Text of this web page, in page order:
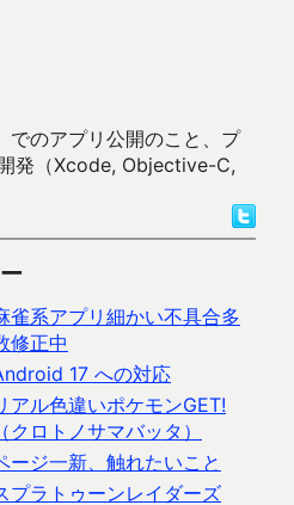
のアプリ公開のこと、プ
発（Xcode, Objective-C,
雀系アプリ細かい不具合多
修正中
17 への対応
アル色違いポケモンGET!
（クロトノサマバッタ）
ージ一新、触れたいこと
プラトゥーンレイダーズ